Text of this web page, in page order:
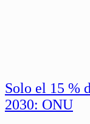
Solo el 15 %
2030: ONU